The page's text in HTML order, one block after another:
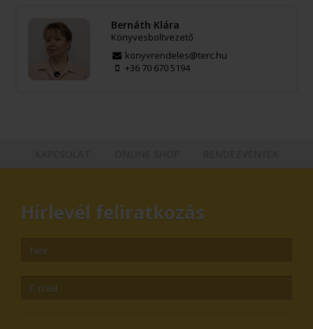
Bernáth Klára
Könyvesboltvezető
konyvrendeles@terc.hu
+36 70 670 5194
Hírlevél feliratkozás